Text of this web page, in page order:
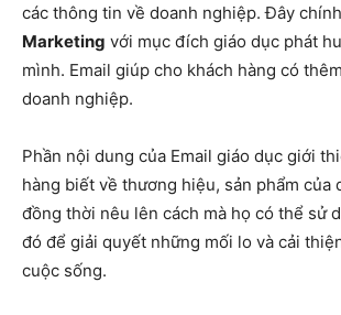
các thông tin về doanh nghiệp. Đây
Marketing với mục đích giáo dục phát
mình. Email giúp cho khách hàng có
doanh nghiệp.
Phần nội dung của Email giáo dục giới
hàng biết về thương hiệu, sản phẩm của
đồng thời nêu lên cách mà họ có thể sử
đó để giải quyết những mối lo và cải
cuộc sống.